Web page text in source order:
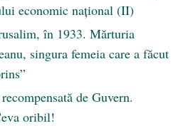
economic naţional (II)
în 1933. Mărturia
singura femeia care a făcut
de Guvern.
oribil!